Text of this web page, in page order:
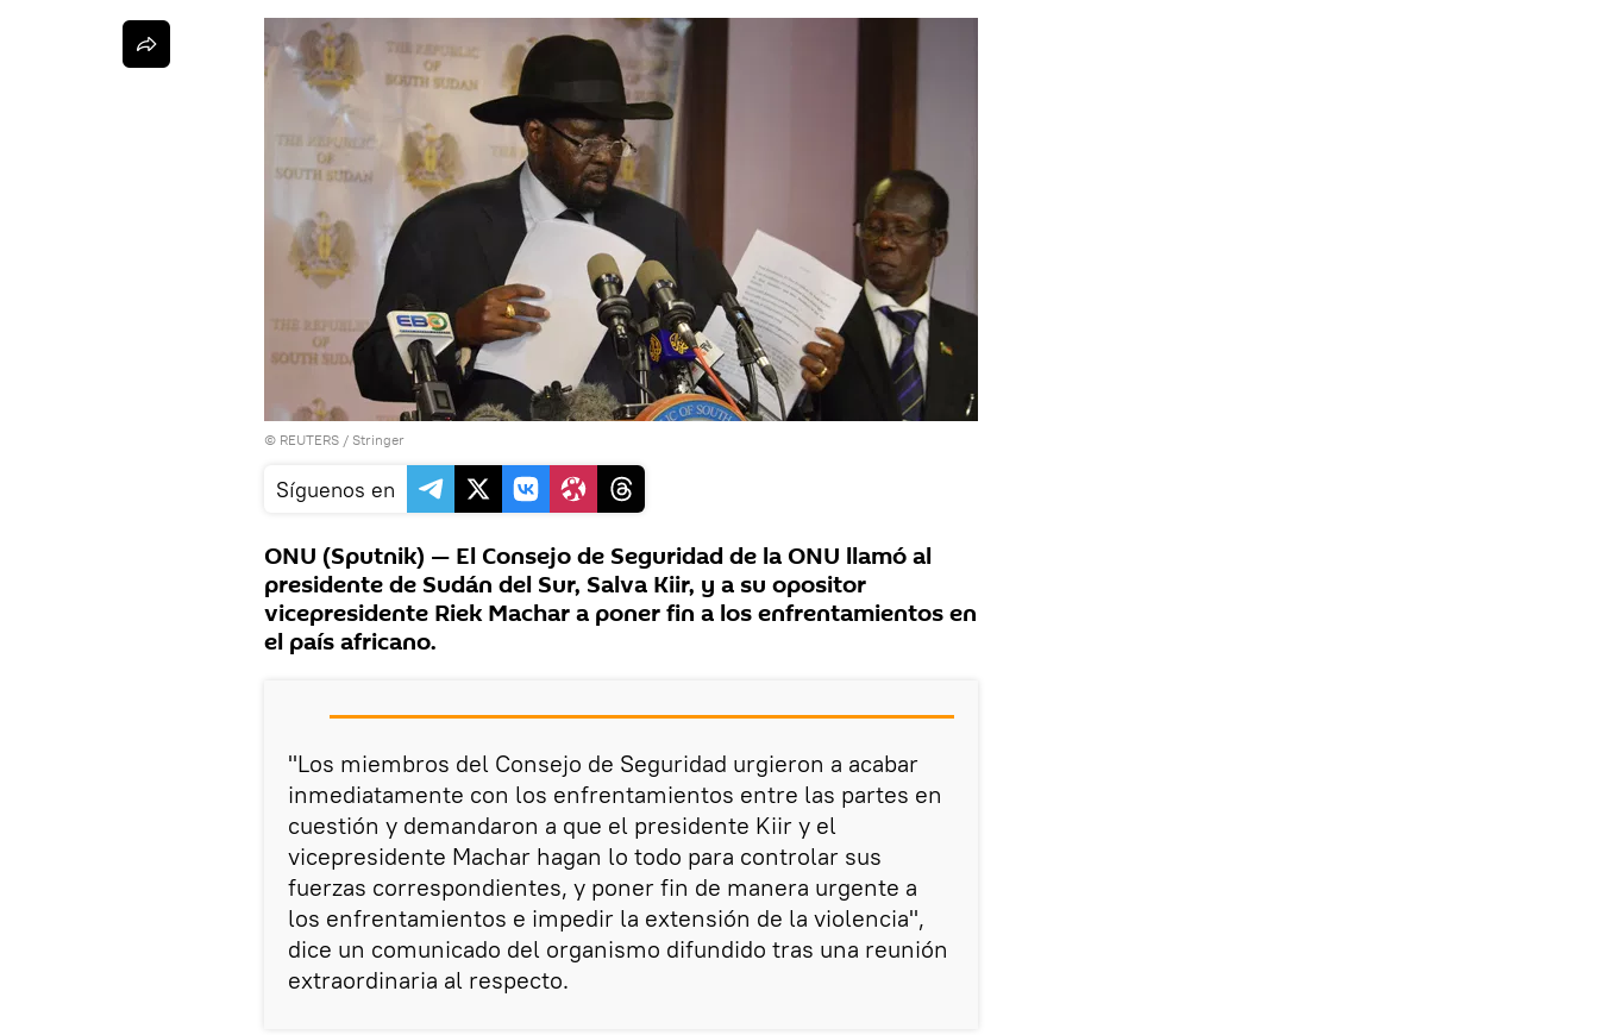
© REUTERS / Stringer
Síguenos en
ONU (Sputnik) — El Consejo de Seguridad de la ONU llamó al
presidente de Sudán del Sur, Salva Kiir, y a su opositor
vicepresidente Riek Machar a poner fin a los enfrentamientos en
el país africano.
"Los miembros del Consejo de Seguridad urgieron a acabar
inmediatamente con los enfrentamientos entre las partes en
cuestión y demandaron a que el presidente Kiir y el
vicepresidente Machar hagan lo todo para controlar sus
fuerzas correspondientes, y poner fin de manera urgente a
los enfrentamientos e impedir la extensión de la violencia",
dice un comunicado del organismo difundido tras una reunión
extraordinaria al respecto.